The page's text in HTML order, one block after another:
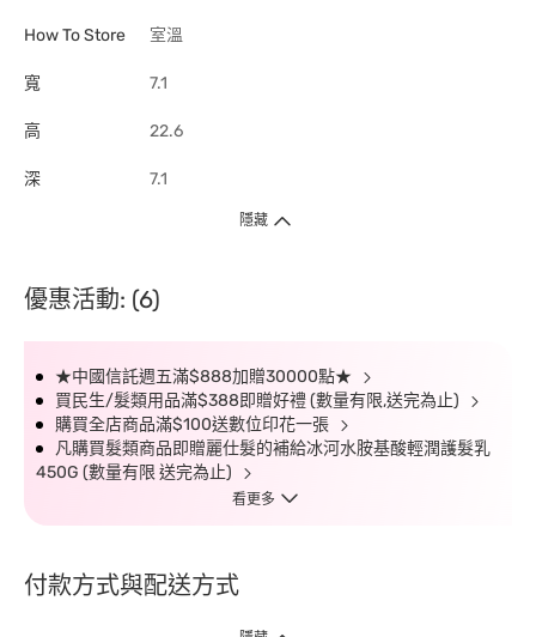
How To Store 室溫
寬 7.1
高 22.6
深 7.1
隱藏
優惠活動: (6)
★中國信託週五滿$888加贈30000點★
買民生/髮類用品滿$388即贈好禮 (數量有限,送完為止)
購買全店商品滿$100送數位印花一張
凡購買髮類商品即贈麗仕髮的補給冰河水胺基酸輕潤護髮乳
450G (數量有限 送完為止)
看更多
付款方式與配送方式